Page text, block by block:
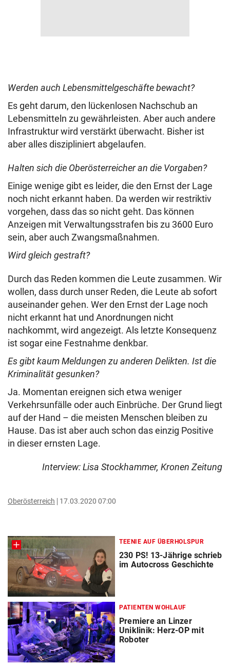
Werden auch Lebensmittelgeschäfte bewacht?
Es geht darum, den lückenlosen Nachschub an
Lebensmitteln zu gewährleisten. Aber auch andere
Infrastruktur wird verstärkt überwacht. Bisher ist
aber alles diszipliniert abgelaufen.
Halten sich die Oberösterreicher an die Vorgaben?
Einige wenige gibt es leider, die den Ernst der Lage
noch nicht erkannt haben. Da werden wir restriktiv
vorgehen, dass das so nicht geht. Das können
Anzeigen mit Verwaltungsstrafen bis zu 3600 Euro
sein, aber auch Zwangsmaßnahmen.
Wird gleich gestraft?
Durch das Reden kommen die Leute zusammen. Wir
wollen, dass durch unser Reden, die Leute ab sofort
auseinander gehen. Wer den Ernst der Lage noch
nicht erkannt hat und Anordnungen nicht
nachkommt, wird angezeigt. Als letzte Konsequenz
ist sogar eine Festnahme denkbar.
Es gibt kaum Meldungen zu anderen Delikten. Ist die
Kriminalität gesunken?
Ja. Momentan ereignen sich etwa weniger
Verkehrsunfälle oder auch Einbrüche. Der Grund liegt
auf der Hand – die meisten Menschen bleiben zu
Hause. Das ist aber auch schon das einzig Positive
in dieser ernsten Lage.
Interview: Lisa Stockhammer, Kronen Zeitung
Oberösterreich 17.03.2020 07:00
TEENIE AUF ÜBERHOLSPUR
230 PS! 13-Jährige schrieb
im Autocross Geschichte
PATIENTEN WOHLAUF
Premiere an Linzer
Uniklinik: Herz-OP mit
Roboter